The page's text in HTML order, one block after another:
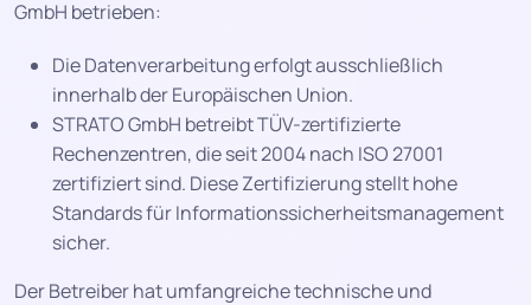
GmbH betrieben:
Die Datenverarbeitung erfolgt ausschließlich
innerhalb der Europäischen Union.
STRATO GmbH betreibt TÜV-zertifizierte
Rechenzentren, die seit 2004 nach ISO 27001
zertifiziert sind. Diese Zertifizierung stellt hohe
Standards für Informationssicherheitsmanagement
sicher.
Der Betreiber hat umfangreiche technische und